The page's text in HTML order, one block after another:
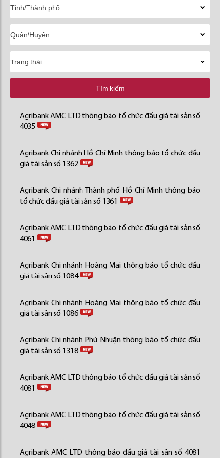
Tìm kiếm
Agribank AMC LTD thông báo tổ chức đấu giá tài sản số
4035
Agribank Chi nhánh Hồ Chí Minh thông báo tổ chức đấu
giá tài sản số 1362
Agribank Chi nhánh Thành phố Hồ Chí Minh thông báo
tổ chức đấu giá tài sản số 1361
Agribank AMC LTD thông báo tổ chức đấu giá tài sản số
4061
Agribank Chi nhánh Hoàng Mai thông báo tổ chức đấu
giá tài sản số 1084
Agribank Chi nhánh Hoàng Mai thông báo tổ chức đấu
giá tài sản số 1086
Agribank Chi nhánh Phú Nhuận thông báo tổ chức đấu
giá tài sản số 1318
Agribank AMC LTD thông báo tổ chức đấu giá tài sản số
4081
Agribank AMC LTD thông báo tổ chức đấu giá tài sản số
4048
Agribank AMC LTD thông báo đấu giá tài sản số 4081